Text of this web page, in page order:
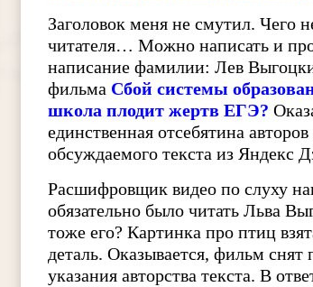
Заголовок меня не смутил. Чего
читателя… Можно написать и
написание фамилии: Лев
фильма Сбой системы
школа плодит жертв ЕГЭ?
единственная отсебятина
обсуждаемого текста из Яндекс
Расшифровщик видео по слуху
обязательно было читать Льва
тоже его? Картинка про птиц
деталь. Оказывается, фильм
указания авторства текста. В